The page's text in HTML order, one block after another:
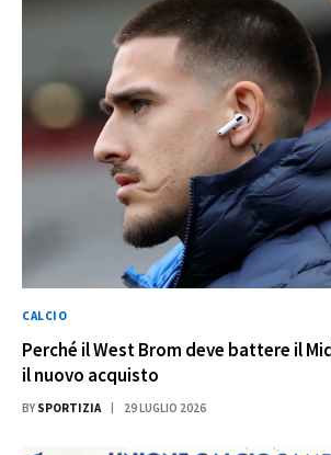
CALCIO
Perché il West Brom deve battere il
il nuovo acquisto
BY SPORTIZIA 29 LUGLIO 2026